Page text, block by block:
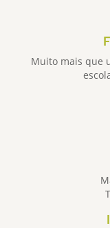
Muito mais que